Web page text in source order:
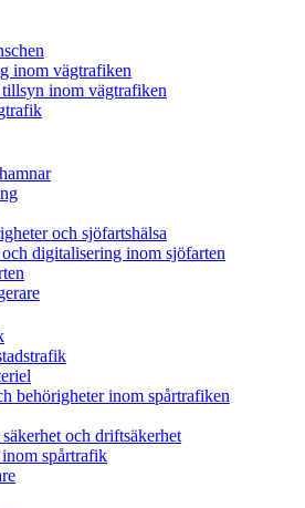
inom vägtrafiken
tillsyn inom vägtrafiken
och sjöfartshälsa
digitalisering inom sjöfarten
behörigheter inom spårtrafiken
och driftsäkerhet
spårtrafik